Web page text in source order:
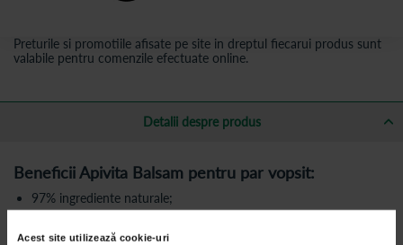
Acest site utilizează cookie-uri
Preturile si promotiile afisate pe site in dreptul fiecarui produs sunt
valabile pentru comenzile efectuate online.
Detalii despre produs
Beneficii Apivita Balsam pentru par vopsit:
97% ingrediente naturale;
de quinoa;